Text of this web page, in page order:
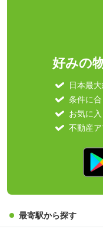
好みの
日本最
条件に
お気に
不動産
最寄駅から探す